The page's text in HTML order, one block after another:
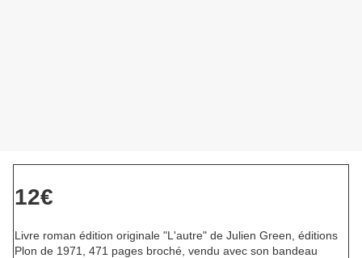
12€
Livre roman édition originale "L'autre" de Julien Green, éditions
Plon de 1971, 471 pages broché, vendu avec son bandeau